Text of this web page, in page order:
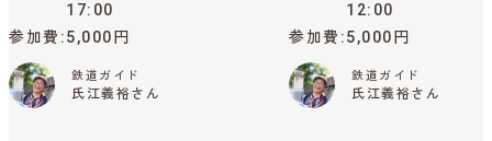
17:00
参加費 5,000円
鉄道ガイド
氏江義裕さん
12:00
参加費 5,000円
鉄道ガイド
氏江義裕さん